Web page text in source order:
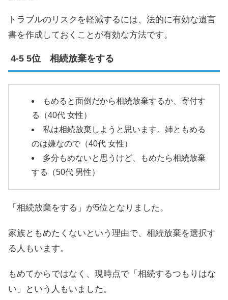
トラブルのリスクを軽減するには、法的に有効な遺言
書を作成しておくことが有効な方法です。
5位 相続放棄をする
もめると面倒だから相続放棄するか、寄付す
る（40代 女性）
私は相続放棄しようと思います。姉ともめる
のは嫌なので（40代 女性）
多分もめないと思うけど、もめたら相続放棄
する（50代 男性）
「相続放棄をする」が5位となりました。
家族ともめたくないという理由で、相続放棄を選択す
る人もいます。
もめてからではなく、現時点で「相続するつもりはな
い」という人もいました。